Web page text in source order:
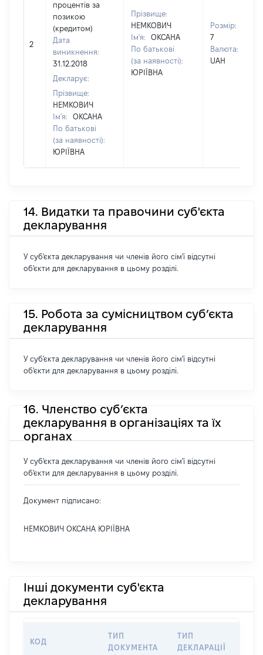
2
процентів за
позикою
(кредитом)
Дата
виникнення:
31.12.2018
Декларує:
Прізвище:
НЕМКОВИЧ
Ім'я:
ОКСАНА
По батькові
(за наявності):
ЮРІЇВНА
Прізвище:
НЕМКОВИЧ
Ім'я:
ОКСАНА
По батькові
(за наявності):
ЮРІЇВНА
Розмір:
7
Валюта:
UAH
14. Видатки та правочини суб'єкта
декларування
У суб'єкта декларування чи членів його сім'ї відсутні
об'єкти для декларування в цьому розділі.
15. Робота за сумісництвом суб’єкта
декларування
У суб'єкта декларування чи членів його сім'ї відсутні
об'єкти для декларування в цьому розділі.
16. Членство суб’єкта
декларування в організаціях та їх
органах
У суб'єкта декларування чи членів його сім'ї відсутні
об'єкти для декларування в цьому розділі.
Документ підписано:
НЕМКОВИЧ ОКСАНА ЮРІЇВНА
Інші документи суб'єкта
декларування
КОД
ТИП
ДОКУМЕНТА
ТИП
ДЕКЛАРАЦІЇ